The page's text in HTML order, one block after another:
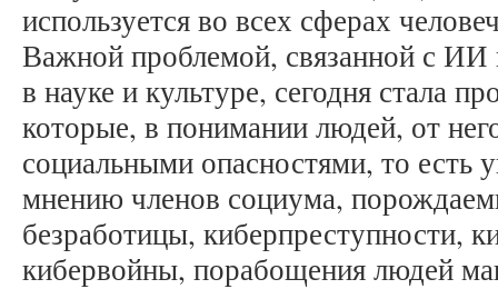
используется во всех сферах
Важной проблемой, связанной с ИИ
в науке и культуре, сегодня стала
которые, в понимании людей, от
социальными опасностями, то есть
мнению членов социума,
безработицы, киберпреступности,
кибервойны, порабощения людей